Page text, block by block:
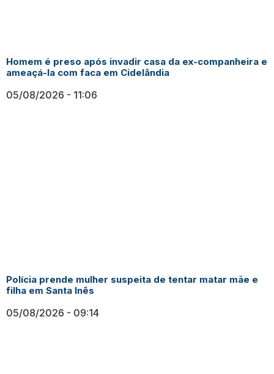
Homem é preso após invadir casa da ex-companheira e
ameaçá-la com faca em Cidelândia
05/08/2026 11:06
Polícia prende mulher suspeita de tentar matar mãe e
filha em Santa Inês
05/08/2026 09:14